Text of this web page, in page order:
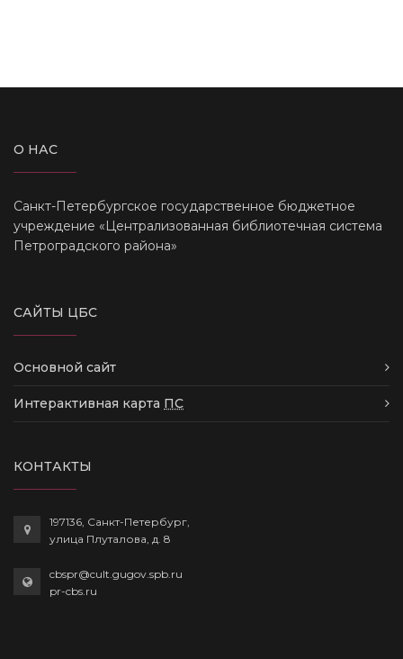
О НАС
Санкт-Петербургское государственное бюджетное
учреждение «Централизованная библиотечная система
Петроградского района»
САЙТЫ ЦБС
Основной сайт
Интерактивная карта ПС
КОНТАКТЫ
197136, Санкт-Петербург,
улица Плуталова, д. 8
cbspr@cult.gugov.spb.ru
pr-cbs.ru